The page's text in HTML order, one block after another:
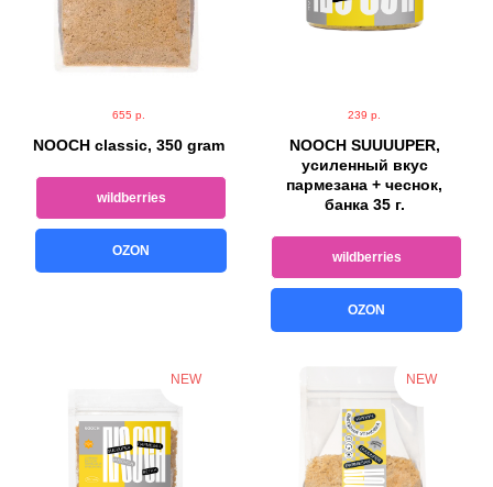
655 р.
NOOCH classic, 350 gram
wildberries
OZON
239 р.
NOOCH SUUUUPER,
усиленный вкус
пармезана + чеснок,
банка 35 г.
wildberries
OZON
NEW NEW